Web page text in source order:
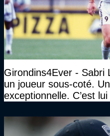
Girondins4Ever - Sabri
un joueur sous-coté.
exceptionnelle. C’est